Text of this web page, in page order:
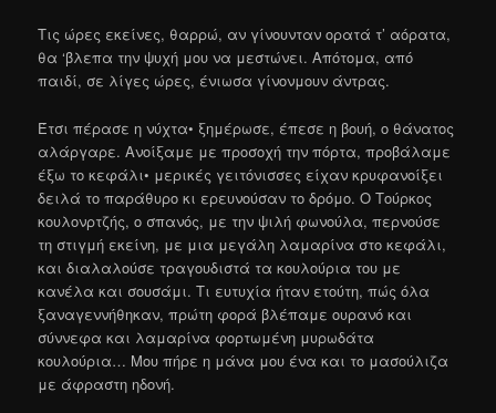
Τις ώρες εκείνες, θαρρώ, αν γίνουνταν ορατά τ’ αόρατα,
θα ‘βλεπα την ψυχή μου να μεστώνει. Απότομα, από
παιδί, σε λίγες ώρες, ένιωσα γίνονμουν άντρας.
Έτσι πέρασε η νύχτα• ξημέρωσε, έπεσε η βουή, ο θάνατος
αλάργαρε. Ανοίξαμε με προσοχή την πόρτα, προβάλαμε
έξω το κεφάλι• μερικές γειτόνισσες είχαν κρυφανοίξει
δειλά το παράθυρο κι ερευνούσαν το δρόμο. Ο Τούρκος
κουλονρτζής, ο σπανός, με την ψιλή φωνούλα, περνούσε
τη στιγμή εκείνη, με μια μεγάλη λαμαρίνα στο κεφάλι,
και διαλαλούσε τραγουδιστά τα κουλούρια του με
κανέλα και σουσάμι. Τι ευτυχία ήταν ετούτη, πώς όλα
ξαναγεννήθηκαν, πρώτη φορά βλέπαμε ουρανό και
σύννεφα και λαμαρίνα φορτωμένη μυρωδάτα
κουλούρια… Μου πήρε η μάνα μου ένα και το μασούλιζα
με άφραστη ηδονή.